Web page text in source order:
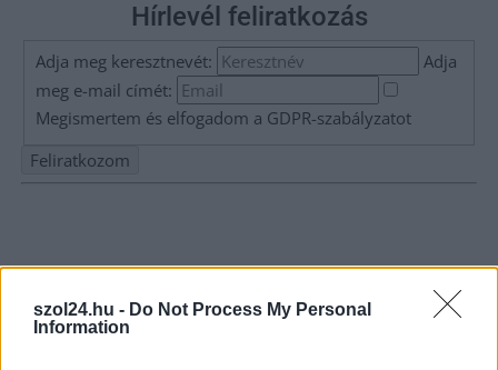
szol24.hu - Do Not Process My Personal
Information
Hírlevél feliratkozás
Adja meg keresztnevét:
Adja
meg e-mail címét:
Megismertem és elfogadom a GDPR-szabályzatot
postaládájába érkezik!
A SZOL24 legfrissebb 24 cikke